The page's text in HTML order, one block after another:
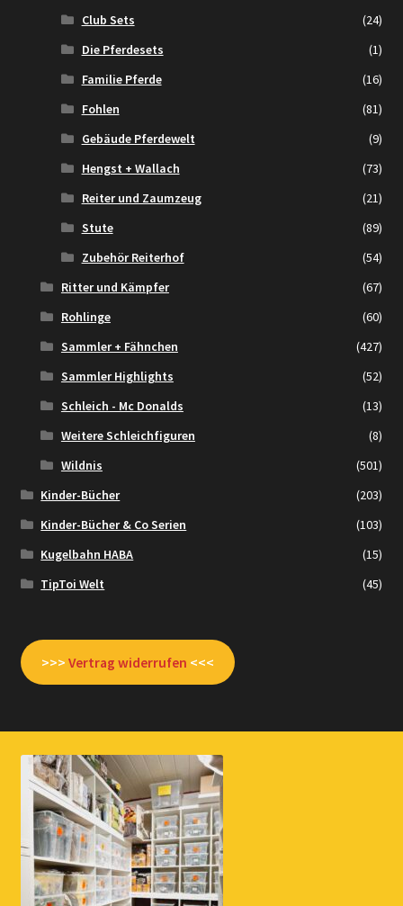
Club Sets
(24)
Die Pferdesets
(1)
Familie Pferde
(16)
Fohlen
(81)
Gebäude Pferdewelt
(9)
Hengst + Wallach
(73)
Reiter und Zaumzeug
(21)
Stute
(89)
Zubehör Reiterhof
(54)
Ritter und Kämpfer
(67)
Rohlinge
(60)
Sammler + Fähnchen
(427)
Sammler Highlights
(52)
Schleich - Mc Donalds
(13)
Weitere Schleichfiguren
(8)
Wildnis
(501)
Kinder-Bücher
(203)
Kinder-Bücher & Co Serien
(103)
Kugelbahn HABA
(15)
TipToi Welt
(45)
>>> Vertrag widerrufen <<<